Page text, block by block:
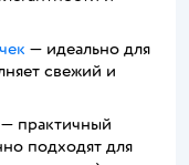
— идеально для
свежий и
— практичный
подходят для